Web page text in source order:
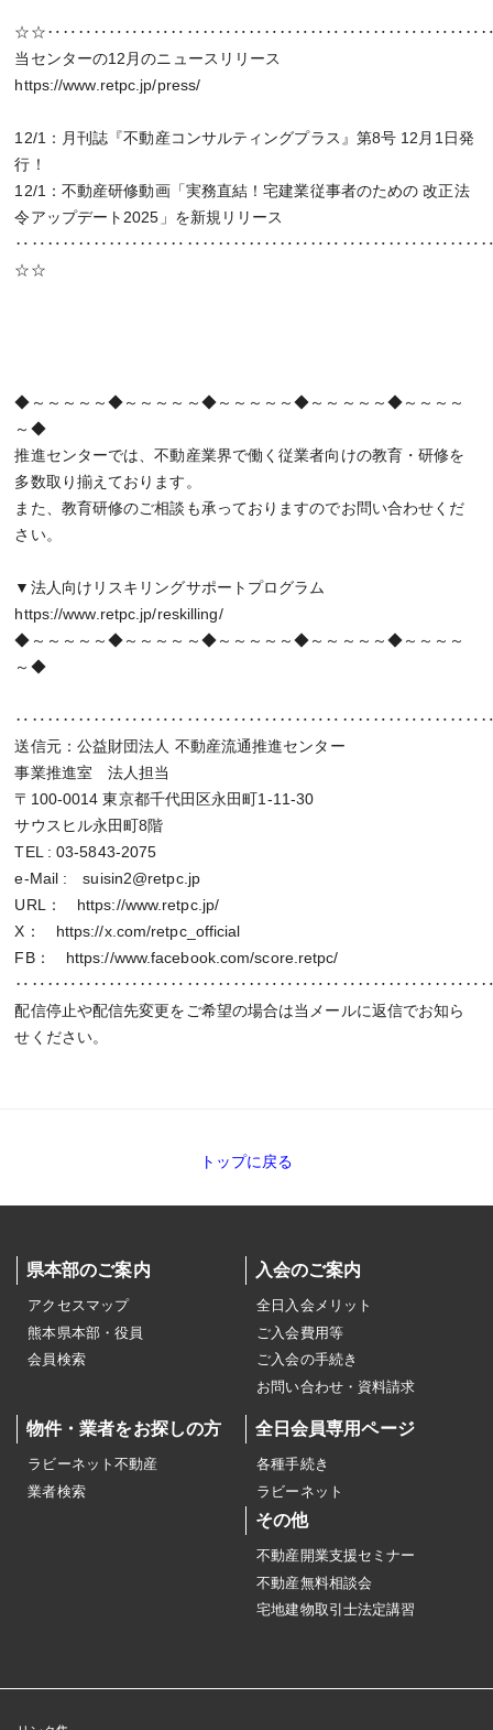
当センターの12月のニュースリリース
https://www.retpc.jp/press/
12/1：月刊誌『不動産コンサルティングプラス』第8号 12月1日発
行！
12/1：不動産研修動画「実務直結！宅建業従事者のための 改正法
令アップデート2025」を新規リリース
☆☆
◆～～～～～◆～～～～～◆～～～～～◆～～～～～◆～～～～
～◆
推進センターでは、不動産業界で働く従業者向けの教育・研修を
多数取り揃えております。
また、教育研修のご相談も承っておりますのでお問い合わせくだ
さい。
▼法人向けリスキリングサポートプログラム
https://www.retpc.jp/reskilling/
◆～～～～～◆～～～～～◆～～～～～◆～～～～～◆～～～～
～◆
送信元：公益財団法人 不動産流通推進センター
事業推進室 法人担当
〒100-0014 東京都千代田区永田町1-11-30
サウスヒル永田町8階
TEL : 03-5843-2075
e-Mail : suisin2@retpc.jp
URL： https://www.retpc.jp/
X： https://x.com/retpc_official
FB： https://www.facebook.com/score.retpc/
配信停止や配信先変更をご希望の場合は当メールに返信でお知ら
せください。
トップに戻る
県本部のご案内
アクセスマップ
熊本県本部・役員
会員検索
入会のご案内
全日入会メリット
ご入会費用等
ご入会の手続き
お問い合わせ・資料請求
物件・業者をお探しの方
ラビーネット不動産
業者検索
全日会員専用ページ
各種手続き
ラビーネット
その他
不動産開業支援セミナー
不動産無料相談会
宅地建物取引士法定講習